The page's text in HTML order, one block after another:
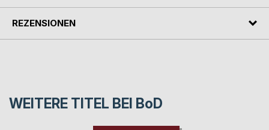
REZENSIONEN
WEITERE TITEL BEI BoD